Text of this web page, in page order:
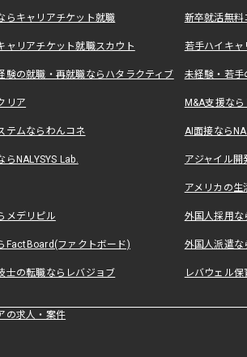
らキャリアチケット就職 新卒就活無料
ャリアチケット就職スカウト 若手ハイキ
験の就職・再就職ならハタラクティブ 未経験・若手
リア M&A支援な
テムならわんコネ AI面接なら
NALYSYS Lab. アジャイル
アメリカの
メデリピル 外国人採用
FactBoard(ファクトボード) 外国人派遣な
士の転職ならレバジョブ レバウェル
の求人・案件